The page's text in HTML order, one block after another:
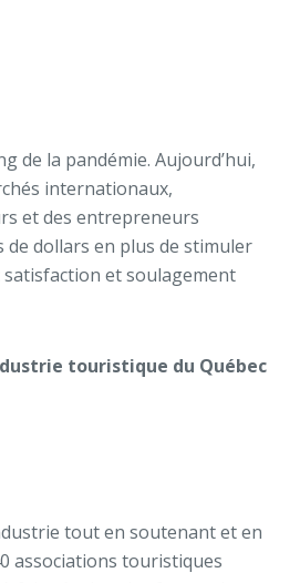
de la pandémie. Aujourd’hui,
internationaux,
et des entrepreneurs
dollars en plus de stimuler
satisfaction et soulagement
touristique du Québec
tout en soutenant et en
associations touristiques